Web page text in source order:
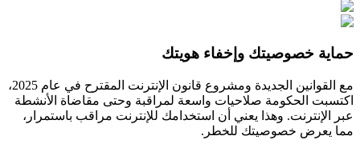
حماية خصوصيتك وإخفاء هويتك
مع القوانين الجديدة ومشروع قانون الإنترنت المقترح في عام 2025،
اكتسبت الحكومة صلاحيات واسعة لمراقبة وحتى مقاضاة الأنشطة
عبر الإنترنت. وهذا يعني أن استخدامك للإنترنت مراقب باستمرار،
مما يعرض خصوصيتك للخطر.